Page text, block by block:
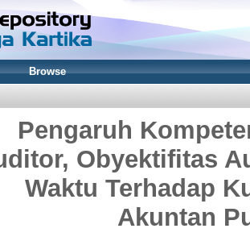
Browse
Pengaruh
Obyektifitas
Waktu Terhadap
Akuntan